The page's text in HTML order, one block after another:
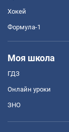
Хокей
Формула-1
Моя школа
ГДЗ
Онлайн уроки
ЗНО